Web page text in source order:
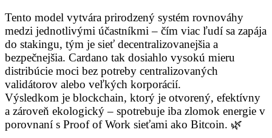
Tento model vytvára prirodzený systém rovnováhy
medzi jednotlivými účastníkmi – čím viac ľudí sa zapája
do stakingu, tým je sieť decentralizovanejšia a
bezpečnejšia. Cardano tak dosiahlo vysokú mieru
distribúcie moci bez potreby centralizovaných
validátorov alebo veľkých korporácií.
Výsledkom je blockchain, ktorý je otvorený, efektívny
a zároveň ekologický – spotrebuje iba zlomok energie v
porovnaní s Proof of Work sieťami ako Bitcoin. 🌿